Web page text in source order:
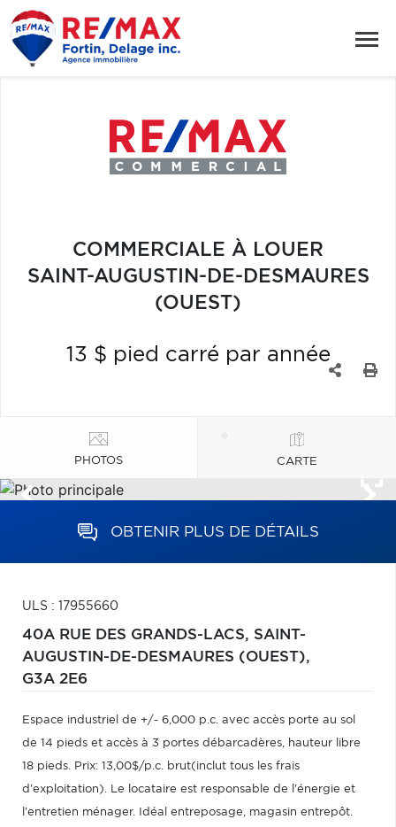
COMMERCIALE À LOUER
SAINT-AUGUSTIN-DE-DESMAURES
(OUEST)
13 $ pied carré par année
PHOTOS CARTE
OBTENIR PLUS DE DÉTAILS
ULS : 17955660
40A RUE DES GRANDS-LACS, SAINT-
AUGUSTIN-DE-DESMAURES (OUEST),
G3A 2E6
Espace industriel de +/- 6,000 p.c. avec accès porte au sol
de 14 pieds et accès à 3 portes débarcadères, hauteur libre
18 pieds. Prix: 13,00$/p.c. brut(inclut tous les frais
d'exploitation). Le locataire est responsable de l'énergie et
l'entretien ménager. Idéal entreposage, magasin entrepôt.